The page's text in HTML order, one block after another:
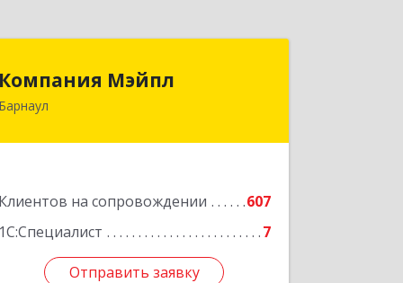
Компания Мэйпл
Барнаул
Клиентов на сопровождении
607
1С:Специалист
7
Отправить заявку
Компания Мэйпл
656038, Алтайский край, Барнаул г,
Отправить заявку